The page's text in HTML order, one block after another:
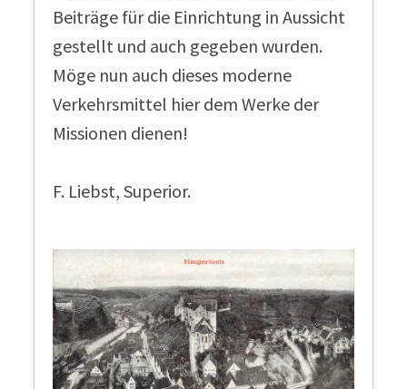
Beiträge für die Einrichtung in Aussicht
gestellt und auch gegeben wurden.
Möge nun auch dieses moderne
Verkehrsmittel hier dem Werke der
Missionen dienen!
F. Liebst, Superior.